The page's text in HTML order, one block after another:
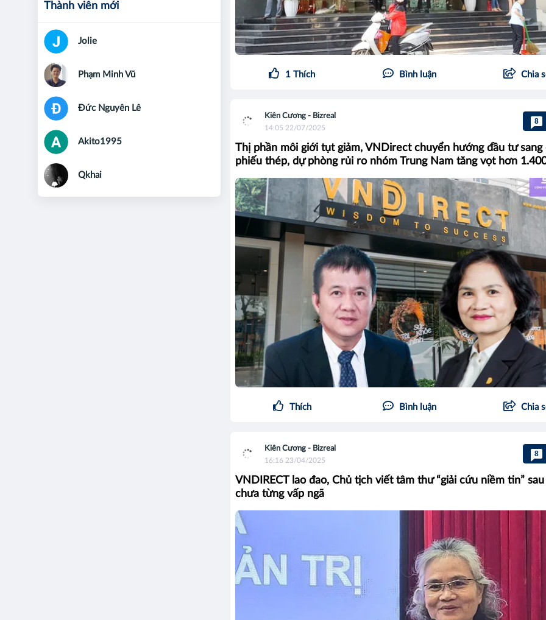
1 Thích Bình luận Chia
Kiên Cương - Bizreal
14:05 22/07/2025
8
Thị phần môi giới tụt giảm, VNDirect chuyển hướng đầu tư sang
phiếu thép, dự phòng rủi ro nhóm Trung Nam tăng vọt hơn
Thích Bình luận Chia
Kiên Cương - Bizreal
16:16 23/04/2025
8
VNDIRECT lao đao, Chủ tịch viết tâm thư “giải cứu niềm tin”
chưa từng vấp ngã
Thành viên mới
Jolie
Phạm Minh Vũ
Đức Nguyên Lê
Akito1995
Qkhai